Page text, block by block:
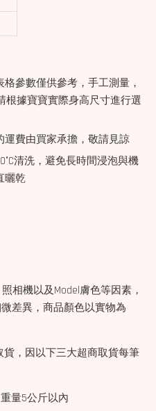
參數僅供參考，手工測量，
根據寶寶實際身高尺寸進行選
運費由買家承擔，敬請見諒
清洗，避免長時間浸泡與機
曬乾
相機以及Model膚色等因素，
差異，商品顏色以實物為
，因以下三大超商取貨每筆
量5公斤以內